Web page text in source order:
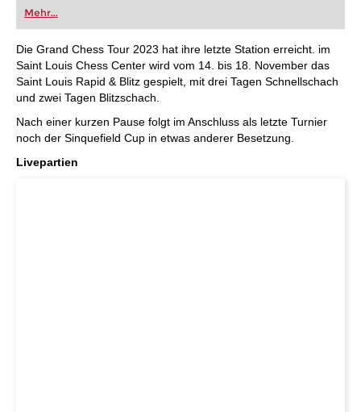
oder bereits auf Turnierniveau spielen: Mit
FRITZ trainieren Sie effizienter, intelligenter und
individueller als je zuvor.
Mehr...
Die Grand Chess Tour 2023 hat ihre letzte Station erreicht. im
Saint Louis Chess Center wird vom 14. bis 18. November das
Saint Louis Rapid & Blitz gespielt, mit drei Tagen Schnellschach
und zwei Tagen Blitzschach.
Nach einer kurzen Pause folgt im Anschluss als letzte Turnier
noch der Sinquefield Cup in etwas anderer Besetzung.
Livepartien